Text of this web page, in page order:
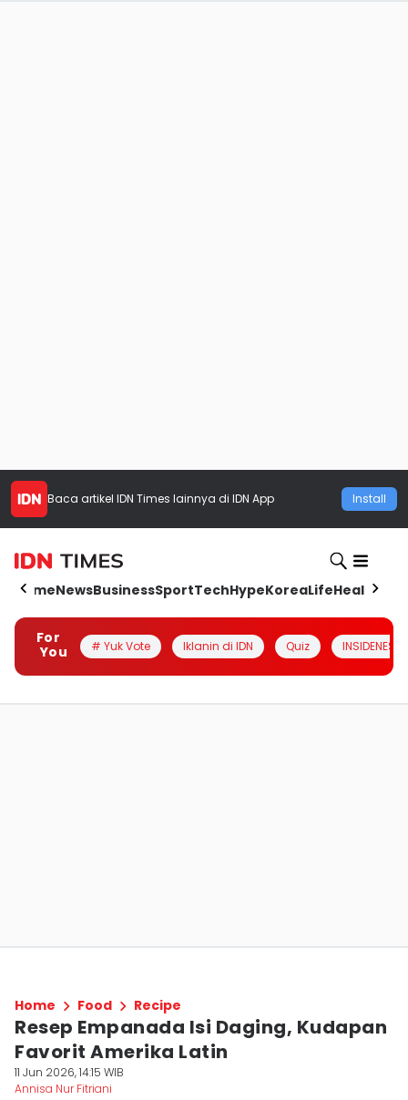
Baca artikel IDN Times lainnya di IDN App Install
HomeNewsBusinessSportTechHypeKoreaLifeHealth
For
You
# Yuk Vote Iklanin di IDN Quiz INSIDENESIA
Home Food Recipe
Resep Empanada Isi Daging, Kudapan
Favorit Amerika Latin
11 Jun 2026, 14:15 WIB
Annisa Nur Fitriani